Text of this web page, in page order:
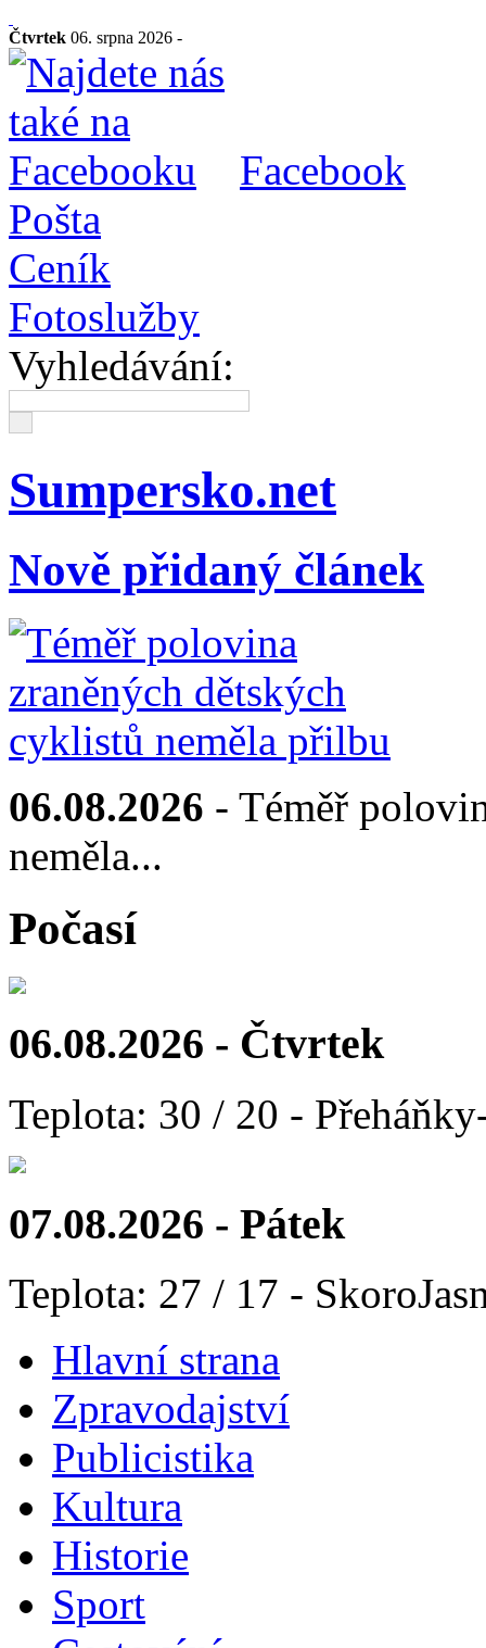
Čtvrtek 06. srpna 2026 -
Facebook
Pošta
Ceník
Fotoslužby
Vyhledávání:
Sumpersko.net
Nově přidaný článek
06.08.2026 - Téměř
neměla...
Počasí
06.08.2026 - Čtvrtek
Teplota: 30 / 20 -
07.08.2026 - Pátek
Teplota: 27 / 17 -
Hlavní strana
Zpravodajství
Publicistika
Kultura
Historie
Sport